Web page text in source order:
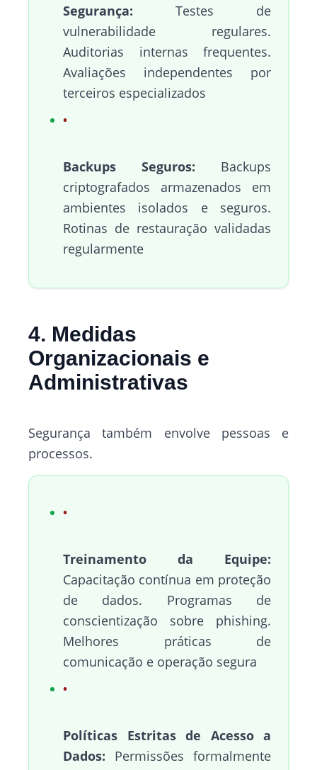
Segurança: Testes de
vulnerabilidade regulares.
Auditorias internas frequentes.
Avaliações independentes por
terceiros especializados
Backups Seguros: Backups
criptografados armazenados em
ambientes isolados e seguros.
Rotinas de restauração validadas
regularmente
4. Medidas
Organizacionais e
Administrativas
Segurança também envolve pessoas e
processos.
Treinamento da Equipe:
Capacitação contínua em proteção
de dados. Programas de
conscientização sobre phishing.
Melhores práticas de
comunicação e operação segura
Políticas Estritas de Acesso a
Dados: Permissões formalmente